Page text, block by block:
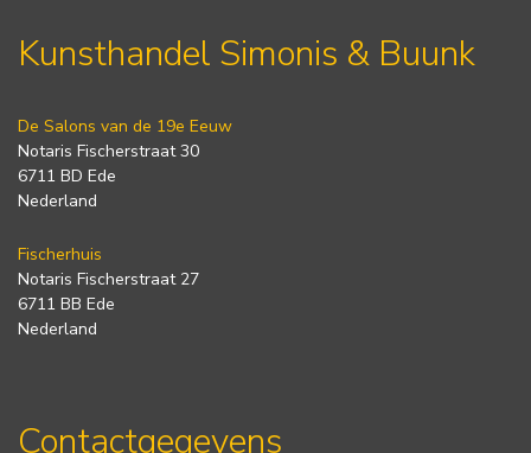
Kunsthandel Simonis & Buunk
De Salons van de 19e Eeuw
Notaris Fischerstraat 30
6711 BD Ede
Nederland
Fischerhuis
Notaris Fischerstraat 27
6711 BB Ede
Nederland
Contactgegevens